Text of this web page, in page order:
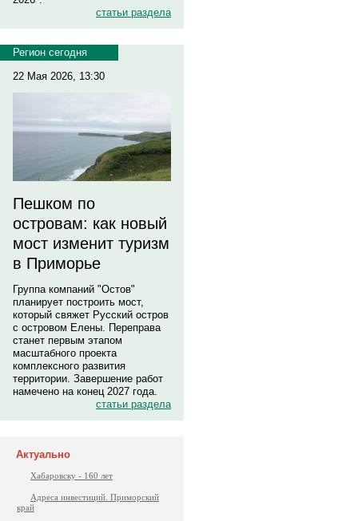
статьи раздела
Регион сегодня
22 Мая 2026, 13:30
Пешком по
островам: как новый
мост изменит туризм
в Приморье
Группа компаний "Остов"
планирует построить мост,
который свяжет Русский остров
с островом Елены. Переправа
станет первым этапом
масштабного проекта
комплексного развития
территории. Завершение работ
намечено на конец 2027 года.
статьи раздела
Актуально
Хабаровску - 160 лет
Адреса инвестиций. Приморский
край